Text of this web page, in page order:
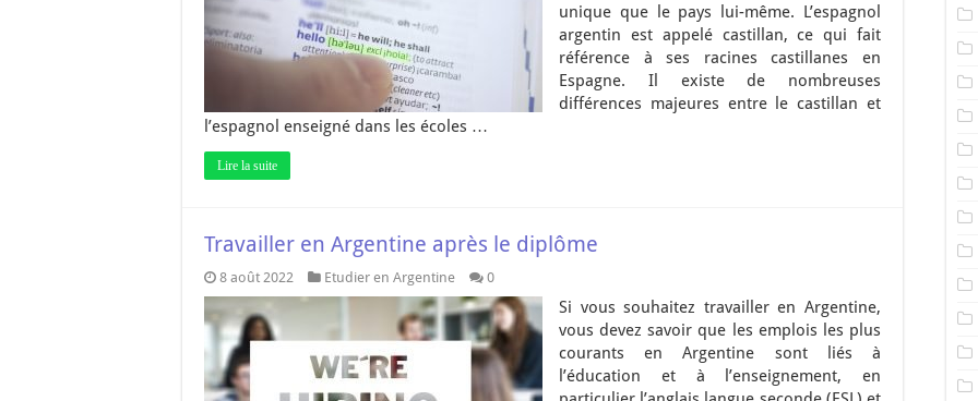
unique que le pays lui-même. L’espagnol
argentin est appelé castillan, ce qui fait
référence à ses racines castillanes en
Espagne. Il existe de nombreuses
différences majeures entre le castillan et
l’espagnol enseigné dans les écoles …
Lire la suite
Travailler en Argentine après le diplôme
8 août 2022 Etudier en Argentine 0
Si vous souhaitez travailler en Argentine,
vous devez savoir que les emplois les plus
courants en Argentine sont liés à
l’éducation et à l’enseignement, en